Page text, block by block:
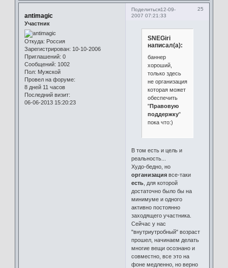
Поделиться 25
12-09-
2007 07:21:33
antimagic
Участник
Откуда: Россия
Зарегистрирован: 10-10-2006
Приглашений: 0
Сообщений: 1002
Пол: Мужской
Провел на форуме:
8 дней 11 часов
Последний визит:
06-06-2013 15:20:23
SNEGiri
написал(а):
баннер
хороший,
только здесь
не организация
которая может
обеспечить
"Правовую
поддержку"
пока что:)
В том есть и цель и
реальность...
Худо-бедно, но
организациявсе-таки
есть, для которой
достаточно было бы на
минимуме и одного
активно постоянно
заходящего участника.
Сейчас у нас
"внутриутробный" возраст
прошел, начинаем делать
многие вещи осознано и
совместно, все это на
фоне медленно, но верно